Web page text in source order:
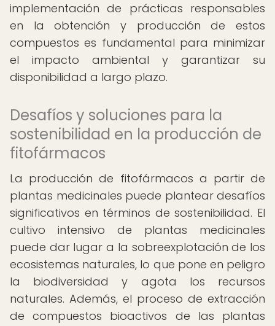
implementación de prácticas responsables
en la obtención y producción de estos
compuestos es fundamental para minimizar
el impacto ambiental y garantizar su
disponibilidad a largo plazo.
Desafíos y soluciones para la
sostenibilidad en la producción de
fitofármacos
La producción de fitofármacos a partir de
plantas medicinales puede plantear desafíos
significativos en términos de sostenibilidad. El
cultivo intensivo de plantas medicinales
puede dar lugar a la sobreexplotación de los
ecosistemas naturales, lo que pone en peligro
la biodiversidad y agota los recursos
naturales. Además, el proceso de extracción
de compuestos bioactivos de las plantas